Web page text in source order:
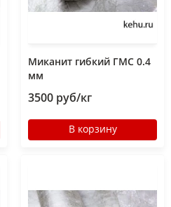
Миканит гибкий ГМС 0.4
мм
3500 руб/кг
В корзину